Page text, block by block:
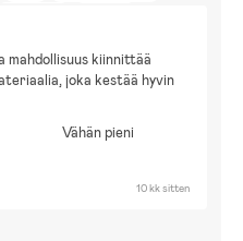
mahdollisuus kiinnittää
joka kestää hyvin
Vähän pieni
10 kk sitten